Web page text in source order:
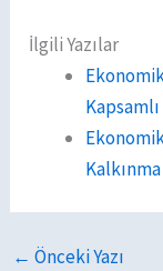
İlgili Yazılar
← Önceki Yazı